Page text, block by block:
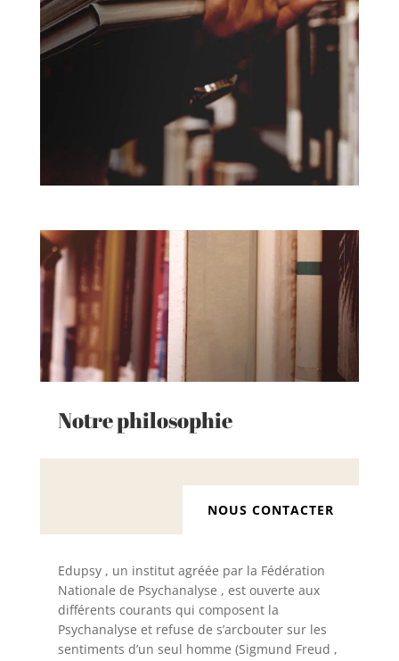
Notre philosophie
NOUS CONTACTER
Edupsy , un institut agréée par la Fédération
Nationale de Psychanalyse , est ouverte aux
différents courants qui composent la
Psychanalyse et refuse de s’arcbouter sur les
sentiments d’un seul homme (Sigmund Freud ,